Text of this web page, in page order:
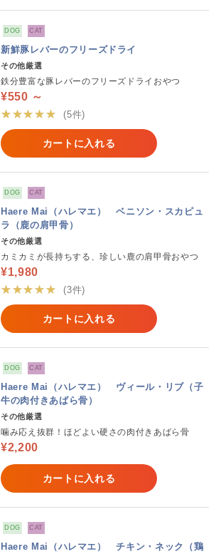
DOG CAT
新鮮豚レバーのフリーズドライ
その他厳選
鉄分豊富な豚レバーのフリーズドライおやつ
¥550 ～
★★★★★
(5件)
カートに入れる
DOG CAT
Haere Mai（ハレマエ） ベニソン・スカピュ
ラ（鹿の肩甲骨）
その他厳選
カミカミが長持ちする、珍しい鹿の肩甲骨おやつ
¥1,980
★★★★★
(3件)
カートに入れる
DOG CAT
Haere Mai（ハレマエ） ヴィール・リブ（子
牛の肉付きあばら骨）
その他厳選
噛み応え抜群！ほどよい硬さの肉付きあばら骨
¥2,200
カートに入れる
DOG CAT
Haere Mai（ハレマエ） チキン・ネック（鶏